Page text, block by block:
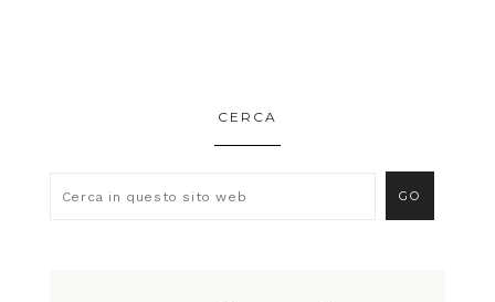
CERCA